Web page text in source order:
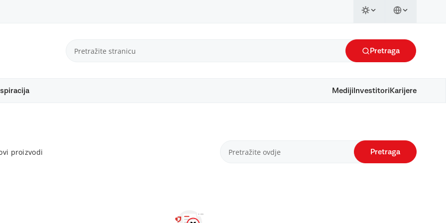
Pretraga
Mediji Investitori Karijere
proizvodi Pretraga